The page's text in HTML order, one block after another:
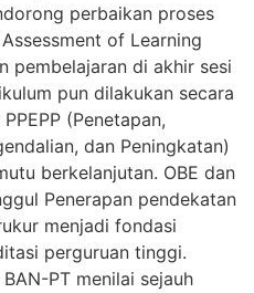
perbaikan proses
of Learning
pembelajaran di akhir sesi
pun dilakukan secara
(Penetapan,
dan Peningkatan)
berkelanjutan. OBE dan
Penerapan pendekatan
menjadi fondasi
perguruan tinggi.
PT menilai sejauh